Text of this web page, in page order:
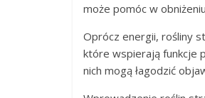
może pomóc w
Oprócz energii, rośliny
które wspierają funkcje
nich mogą łagodzić